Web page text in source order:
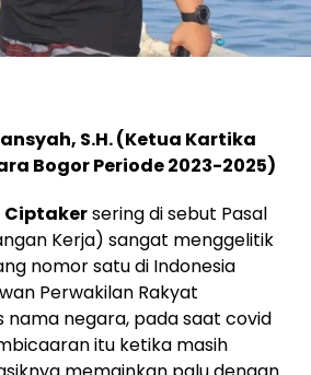
S.H. (Ketua Kartika
Bogor Periode 2023-2025)
sering di sebut Pasal
Kerja) sangat menggelitik
nomor satu di Indonesia
Perwakilan Rakyat
nama negara, pada saat covid
itu ketika masih